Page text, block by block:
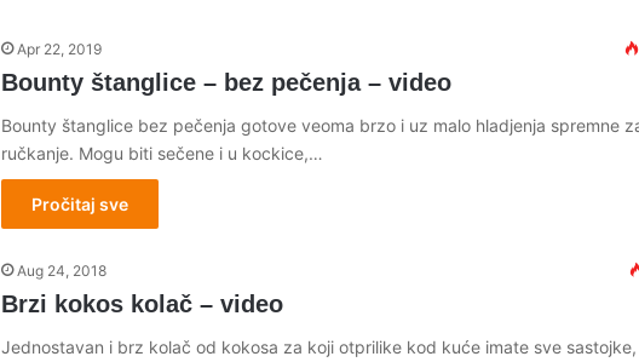
Apr 22, 2019
Bounty štanglice – bez pečenja – video
Bounty štanglice bez pečenja gotove veoma brzo i uz malo hladjenja spremne
ručkanje. Mogu biti sečene i u kockice,…
Pročitaj sve
Aug 24, 2018
Brzi kokos kolač – video
Jednostavan i brz kolač od kokosa za koji otprilike kod kuće imate sve